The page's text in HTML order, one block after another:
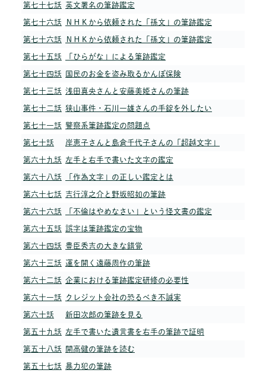
第七十七話 英文署名の筆跡鑑定
第七十六話 ＮＨＫから依頼された「孫文」の筆跡鑑定
第七十六話 ＮＨＫから依頼された「孫文」の筆跡鑑定
第七十五話 「ひらがな」による筆跡鑑定
第七十四話 国民のお金を盗み取るかんぽ保険
第七十三話 浅田真央さんと安藤美姫さんの筆跡
第七十二話 狭山事件・石川一雄さんの手錠を外したい
第七十一話 警察系筆跡鑑定の問題点
第七十話 岸恵子さんと島倉千代子さんの「超越文字」
第六十九話 左手と右手で書いた文字の鑑定
第六十八話 「作為文字」の正しい鑑定とは
第六十七話 吉行淳之介と野坂昭如の筆跡
第六十六話 「不倫はやめなさい」という怪文書の鑑定
第六十五話 誤字は筆跡鑑定の宝物
第六十四話 豊臣秀吉の大きな錯覚
第六十三話 運を開く遠藤周作の筆跡
第六十二話 企業における筆跡鑑定研修の必要性
第六十一話 クレジット会社の恐るべき不誠実
第六十話 新田次郎の筆跡を見る
第五十九話 左手で書いた遺言書を右手の筆跡で証明
第五十八話 開高健の筆跡を読む
第五十七話 暴力犯の筆跡